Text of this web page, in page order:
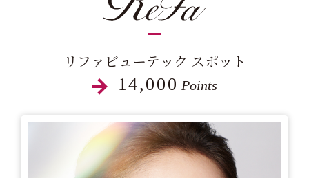
リファビューテック スポット
14,000 Points